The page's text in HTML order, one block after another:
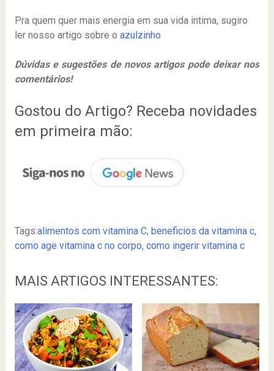
Pra quem quer mais energia em sua vida intima, sugiro
ler nosso artigo sobre o azulzinho
Dúvidas e sugestões de novos artigos pode deixar nos
comentários!
Gostou do Artigo? Receba novidades
em primeira mão:
Tags:alimentos com vitamina C, beneficios da vitamina c,
como age vitamina c no corpo, como ingerir vitamina c
MAIS ARTIGOS INTERESSANTES: